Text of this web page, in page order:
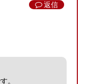
返信
。